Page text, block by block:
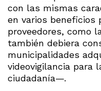
con las mismas
en varios beneficios
proveedores, como
también debiera
municipalidades
videovigilancia para
ciudadanía—.